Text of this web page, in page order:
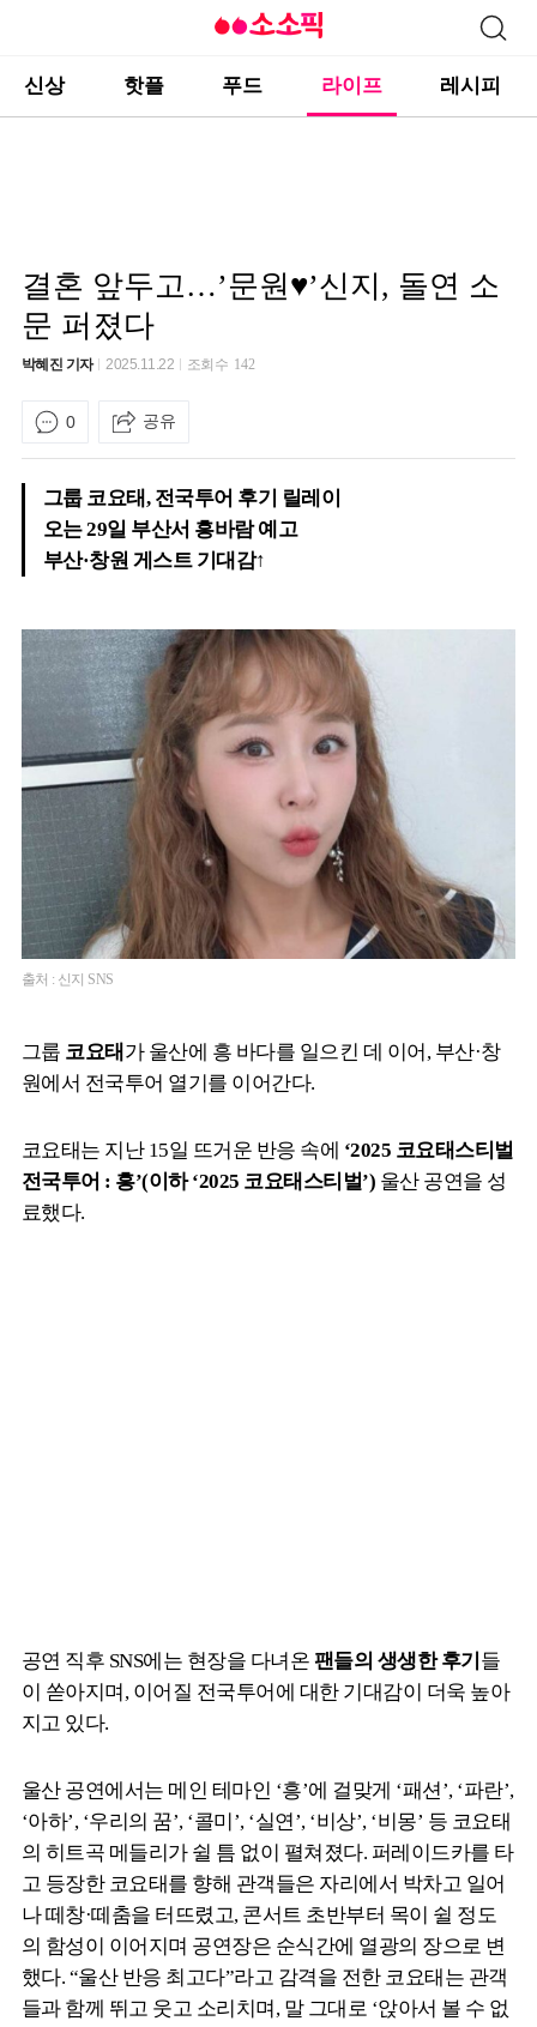
신상 핫플 푸드 라이프 레시피
결혼 앞두고…’문원♥’신지, 돌연 소
문 퍼졌다
박혜진 기자 2025.11.22 조회수 142
0 공유
그룹 코요태, 전국투어 후기 릴레이
오는 29일 부산서 흥바람 예고
부산·창원 게스트 기대감↑
출처 : 신지 SNS
그룹 코요태 가 울산에 흥 바다를 일으킨 데 이어, 부산·창
원에서 전국투어 열기를 이어간다.
코요태는 지난 15일 뜨거운 반응 속에 ‘2025 코요태스티벌
전국투어 : 흥’(이하 ‘2025 코요태스티벌’) 울산 공연을 성
료했다.
공연 직후 SNS에는 현장을 다녀온 팬들의 생생한 후기 들
이 쏟아지며, 이어질 전국투어에 대한 기대감이 더욱 높아
지고 있다.
울산 공연에서는 메인 테마인 ‘흥’에 걸맞게 ‘패션’, ‘파란’,
‘아하’, ‘우리의 꿈’, ‘콜미’, ‘실연’, ‘비상’, ‘비몽’ 등 코요태
의 히트곡 메들리가 쉴 틈 없이 펼쳐졌다. 퍼레이드카를 타
고 등장한 코요태를 향해 관객들은 자리에서 박차고 일어
나 떼창·떼춤을 터뜨렸고, 콘서트 초반부터 목이 쉴 정도
의 함성이 이어지며 공연장은 순식간에 열광의 장으로 변
했다. “울산 반응 최고다”라고 감격을 전한 코요태는 관객
들과 함께 뛰고 웃고 소리치며, 말 그대로 ‘앉아서 볼 수 없